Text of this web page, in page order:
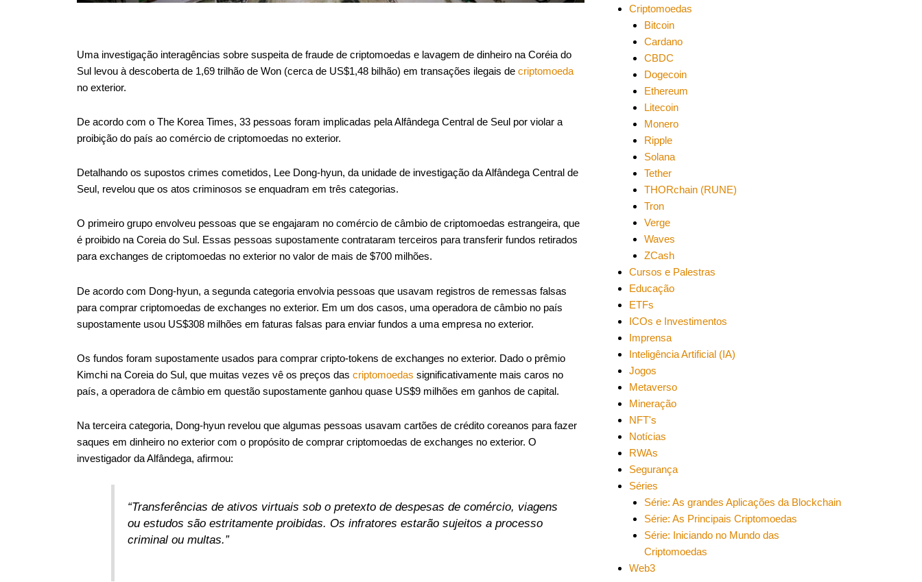
Uma investigação interagências sobre suspeita de fraude de criptomoedas e lavagem de dinheiro na Coréia do
Sul levou à descoberta de 1,69 trilhão de Won (cerca de US$1,48 bilhão) em transações ilegais de criptomoeda
no exterior.
De acordo com o The Korea Times, 33 pessoas foram implicadas pela Alfândega Central de Seul por violar a
proibição do país ao comércio de criptomoedas no exterior.
Detalhando os supostos crimes cometidos, Lee Dong-hyun, da unidade de investigação da Alfândega Central de
Seul, revelou que os atos criminosos se enquadram em três categorias.
O primeiro grupo envolveu pessoas que se engajaram no comércio de câmbio de criptomoedas estrangeira, que
é proibido na Coreia do Sul. Essas pessoas supostamente contrataram terceiros para transferir fundos retirados
para exchanges de criptomoedas no exterior no valor de mais de $700 milhões.
De acordo com Dong-hyun, a segunda categoria envolvia pessoas que usavam registros de remessas falsas
para comprar criptomoedas de exchanges no exterior. Em um dos casos, uma operadora de câmbio no país
supostamente usou US$308 milhões em faturas falsas para enviar fundos a uma empresa no exterior.
Os fundos foram supostamente usados ​​para comprar cripto-tokens de exchanges no exterior. Dado o prêmio
Kimchi na Coreia do Sul, que muitas vezes vê os preços das criptomoedas significativamente mais caros no
país, a operadora de câmbio em questão supostamente ganhou quase US$9 milhões em ganhos de capital.
Na terceira categoria, Dong-hyun revelou que algumas pessoas usavam cartões de crédito coreanos para fazer
saques em dinheiro no exterior com o propósito de comprar criptomoedas de exchanges no exterior. O
investigador da Alfândega, afirmou:
“Transferências de ativos virtuais sob o pretexto de despesas de comércio, viagens
ou estudos são estritamente proibidas. Os infratores estarão sujeitos a processo
criminal ou multas.”
Criptomoedas
Bitcoin
Cardano
CBDC
Dogecoin
Ethereum
Litecoin
Monero
Ripple
Solana
Tether
THORchain (RUNE)
Tron
Verge
Waves
ZCash
Cursos e Palestras
Educação
ETFs
ICOs e Investimentos
Imprensa
Inteligência Artificial (IA)
Jogos
Metaverso
Mineração
NFT's
Notícias
RWAs
Segurança
Séries
Série: As grandes Aplicações da Blockchain
Série: As Principais Criptomoedas
Série: Iniciando no Mundo das
Criptomoedas
Web3